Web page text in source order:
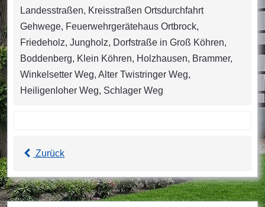
Landesstraßen, Kreisstraßen Ortsdurchfahrt
Gehwege, Feuerwehrgerätehaus Ortbrock,
Friedeholz, Jungholz, Dorfstraße in Groß Köhren,
Boddenberg, Klein Köhren, Holzhausen, Brammer,
Winkelsetter Weg, Alter Twistringer Weg,
Heiligenloher Weg, Schlager Weg
Zurück